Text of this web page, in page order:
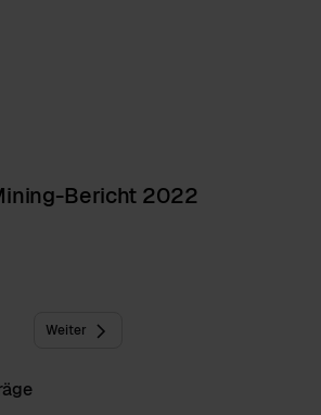
Bericht 2022
Weiter